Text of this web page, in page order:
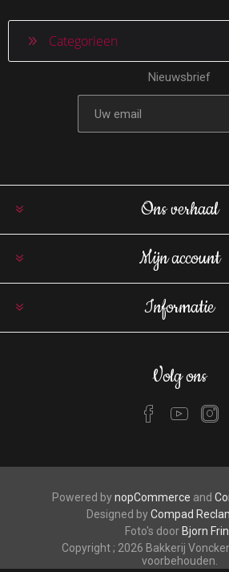
Categorieen
Nieuwsbrief
Ons verhaal
Mijn account
Informatie
Volg ons
Powered bynopCommerce and
Designed byCompad
Foto's door Bjorn
Copyright ; 2026 Bakkerij
voorbehouden.